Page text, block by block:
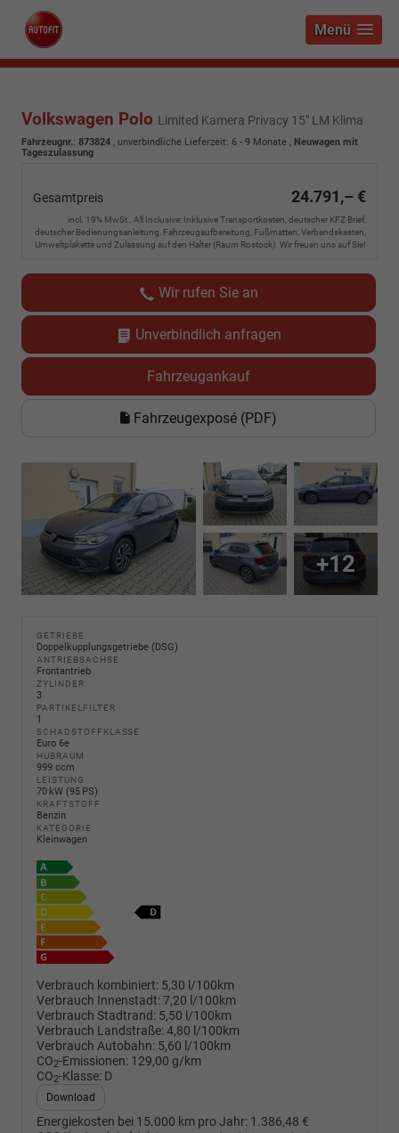
Menü
Volkswagen Polo Limited Kamera Privacy 15" LM Klima
Fahrzeugnr.: 873824 , unverbindliche Lieferzeit: 6 - 9 Monate , Neuwagen mit
Tageszulassung
Gesamtpreis 24.791,– €
incl. 19% MwSt., All Inclusive: Inklusive Transportkosten, deutscher KFZ Brief,
deutscher Bedienungsanleitung, Fahrzeugaufbereitung, Fußmatten, Verbandskasten,
Umweltplakette und Zulassung auf den Halter (Raum Rostock). Wir freuen uns auf Sie!
Wir rufen Sie an
Unverbindlich anfragen
Fahrzeugankauf
Fahrzeugexposé (PDF)
+12
GETRIEBE
Doppelkupplungsgetriebe (DSG)
ANTRIEBSACHSE
Frontantrieb
ZYLINDER
3
PARTIKELFILTER
1
SCHADSTOFFKLASSE
Euro 6e
HUBRAUM
999 ccm
LEISTUNG
70 kW (95 PS)
KRAFTSTOFF
Benzin
KATEGORIE
Kleinwagen
Verbrauch kombiniert: 5,30 l/100km
Verbrauch Innenstadt:7,20 l/100km
Verbrauch Stadtrand: 5,50 l/100km
Verbrauch Landstraße:4,80 l/100km
Verbrauch Autobahn: 5,60 l/100km
CO2-Emissionen: 129,00 g/km
CO2-Klasse: D
Download
Energiekosten bei 15.000 km pro Jahr: 1.386,48 €